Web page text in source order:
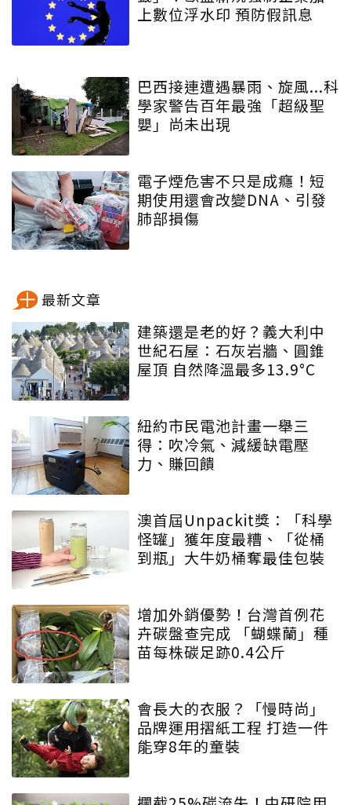
上數位浮水印 預防假訊息
巴西接連遭遇暴雨、旋風...科
學家警告百年最強「超級聖
嬰」尚未出現
電子煙危害不只是成癮！短
期使用還會改變DNA、引發
肺部損傷
最新文章
建築還是老的好？義大利中
世紀石屋：石灰岩牆、圓錐
屋頂 自然降溫最多13.9°C
紐約市民電池計畫一舉三
得：吹冷氣、減緩缺電壓
力、賺回饋
澳首屆Unpackit獎：「科學
怪罐」獲年度最糟、「從桶
到瓶」大牛奶桶奪最佳包裝
增加外銷優勢！台灣首例花
卉碳盤查完成 「蝴蝶蘭」種
苗每株碳足跡0.4公斤
會長大的衣服？「慢時尚」
品牌運用摺紙工程 打造一件
能穿8年的童裝